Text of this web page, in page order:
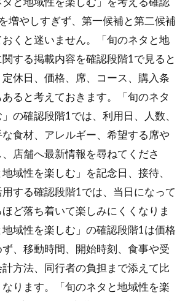
増やしすぎず、第一候補と第二候補
くと迷いません。「旬のネタと地
する掲載内容を確認段階1で見ると
休日、価格、席、コース、購入条
ると考えておきます。「旬のネタ
の確認段階1では、利用日、人数、
食材、アレルギー、希望する席や
店舗へ最新情報を尋ねてくださ
域性を楽しむ」を記念日、接待、
する確認段階1では、当日になって
ど落ち着いて楽しみにくくなりま
域性を楽しむ」の確認段階1は価格
、移動時間、開始時刻、食事や受
方法、同行者の負担まで添えて比
ります。「旬のネタと地域性を楽